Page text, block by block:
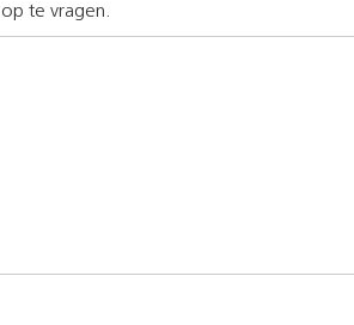
te vragen.